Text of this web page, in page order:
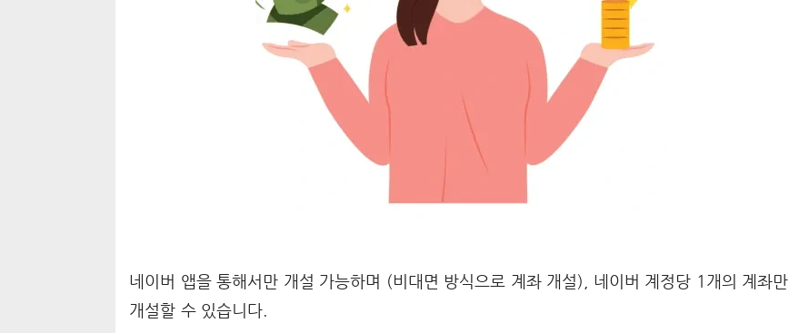
네이버 앱을 통해서만 개설 가능하며 (비대면 방식으로 계좌 개설), 네이버 계정당 1개의 계좌만
개설할 수 있습니다.